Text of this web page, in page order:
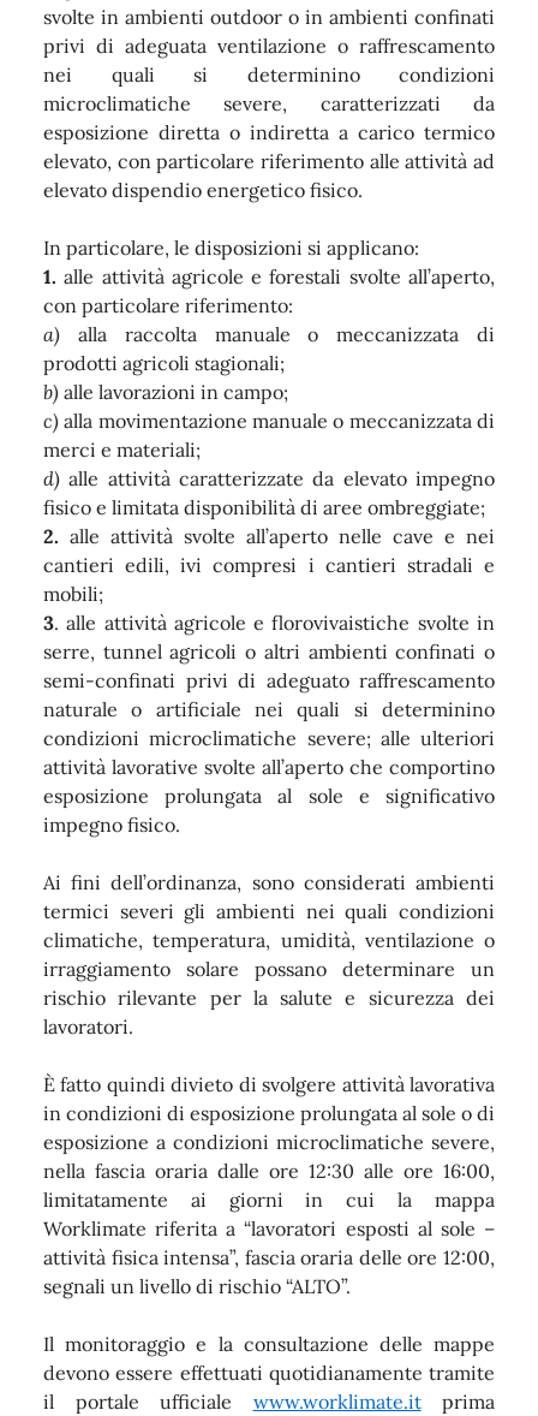
svolte in ambienti outdoor o in ambienti confinati
privi di adeguata ventilazione o raffrescamento
nei quali si determinino condizioni
microclimatiche severe, caratterizzati da
esposizione diretta o indiretta a carico termico
elevato, con particolare riferimento alle attività ad
elevato dispendio energetico fisico.
In particolare, le disposizioni si applicano:
1. alle attività agricole e forestali svolte all’aperto,
con particolare riferimento:
a) alla raccolta manuale o meccanizzata di
prodotti agricoli stagionali;
b) alle lavorazioni in campo;
c) alla movimentazione manuale o meccanizzata di
merci e materiali;
d) alle attività caratterizzate da elevato impegno
fisico e limitata disponibilità di aree ombreggiate;
2. alle attività svolte all’aperto nelle cave e nei
cantieri edili, ivi compresi i cantieri stradali e
mobili;
3. alle attività agricole e florovivaistiche svolte in
serre, tunnel agricoli o altri ambienti confinati o
semi-confinati privi di adeguato raffrescamento
naturale o artificiale nei quali si determinino
condizioni microclimatiche severe; alle ulteriori
attività lavorative svolte all’aperto che comportino
esposizione prolungata al sole e significativo
impegno fisico.
Ai fini dell’ordinanza, sono considerati ambienti
termici severi gli ambienti nei quali condizioni
climatiche, temperatura, umidità, ventilazione o
irraggiamento solare possano determinare un
rischio rilevante per la salute e sicurezza dei
lavoratori.
È fatto quindi divieto di svolgere attività lavorativa
in condizioni di esposizione prolungata al sole o di
esposizione a condizioni microclimatiche severe,
nella fascia oraria dalle ore 12:30 alle ore 16:00,
limitatamente ai giorni in cui la mappa
Worklimate riferita a “lavoratori esposti al sole –
attività fisica intensa”, fascia oraria delle ore 12:00,
segnali un livello di rischio “ALTO”.
Il monitoraggio e la consultazione delle mappe
devono essere effettuati quotidianamente tramite
il portale ufficiale www.worklimate.itprima